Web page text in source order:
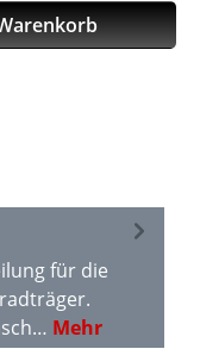
für die
Mehr